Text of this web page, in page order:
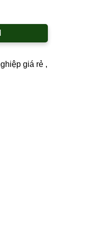
giá rẻ ,